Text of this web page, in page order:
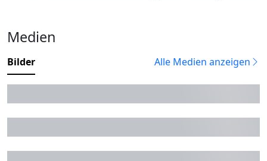
Medien
Bilder Alle Medien anzeigen